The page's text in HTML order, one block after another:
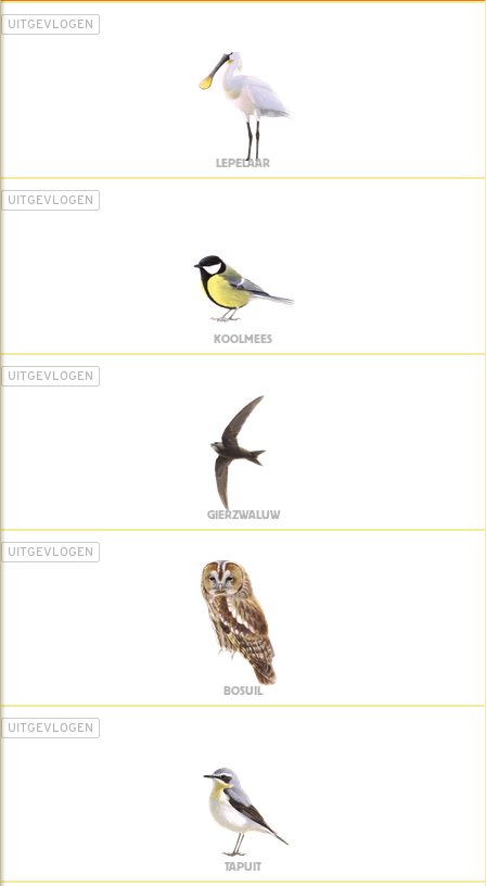
UITGEVLOGEN
LEPELAAR
UITGEVLOGEN
KOOLMEES
UITGEVLOGEN
GIERZWALUW
UITGEVLOGEN
BOSUIL
UITGEVLOGEN
TAPUIT